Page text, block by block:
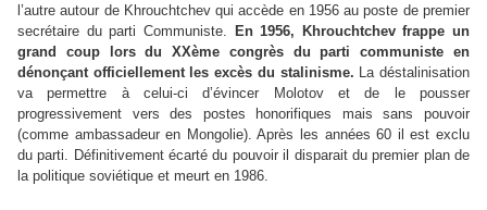
l’autre autour de Khrouchtchev qui accède en 1956 au poste de premier
secrétaire du parti Communiste.
En 1956, Khrouchtchev frappe un
grand coup lors du XXème congrès du parti communiste en
dénonçant officiellement les excès du stalinisme. La déstalinisation
va permettre à celui-ci d’évincer Molotov et de le pousser
progressivement vers des postes honorifiques mais sans pouvoir
(comme ambassadeur en Mongolie). Après les années 60 il est exclu
du parti. Définitivement écarté du pouvoir il disparait du premier plan de
la politique soviétique et meurt en 1986.